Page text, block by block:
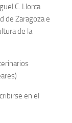
C. Llorca
de Zaragoza e
de la
en el